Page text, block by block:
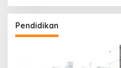
Pendidikan